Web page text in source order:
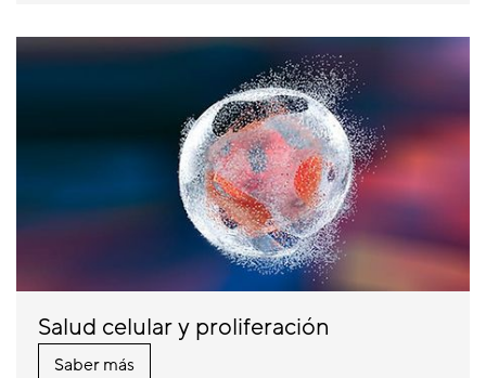
Salud celular y proliferación
Saber más